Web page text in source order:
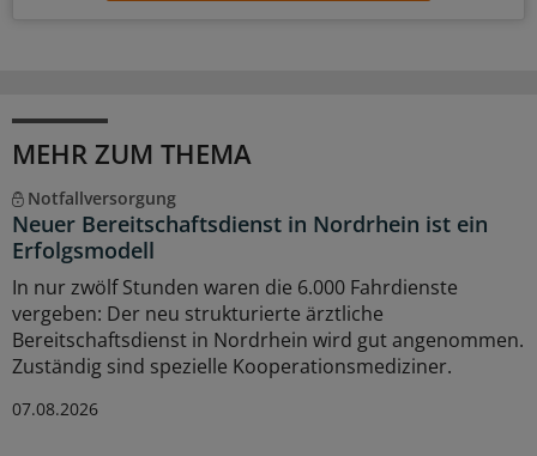
MEHR ZUM THEMA
Notfallversorgung
Neuer Bereitschaftsdienst in Nordrhein ist ein
Erfolgsmodell
In nur zwölf Stunden waren die 6.000 Fahrdienste
vergeben: Der neu strukturierte ärztliche
Bereitschaftsdienst in Nordrhein wird gut angenommen.
Zuständig sind spezielle Kooperationsmediziner.
07.08.2026